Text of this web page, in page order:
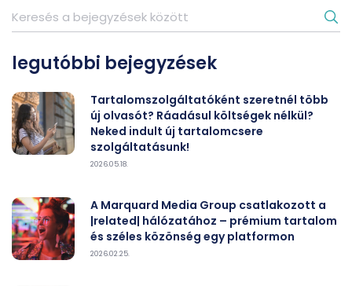
legutóbbi bejegyzések
Tartalomszolgáltatóként szeretnél több
új olvasót? Ráadásul költségek nélkül?
Neked indult új tartalomcsere
szolgáltatásunk!
2026.05.18.
A Marquard Media Group csatlakozott a
|related| hálózatához – prémium tartalom
és széles közönség egy platformon
2026.02.25.